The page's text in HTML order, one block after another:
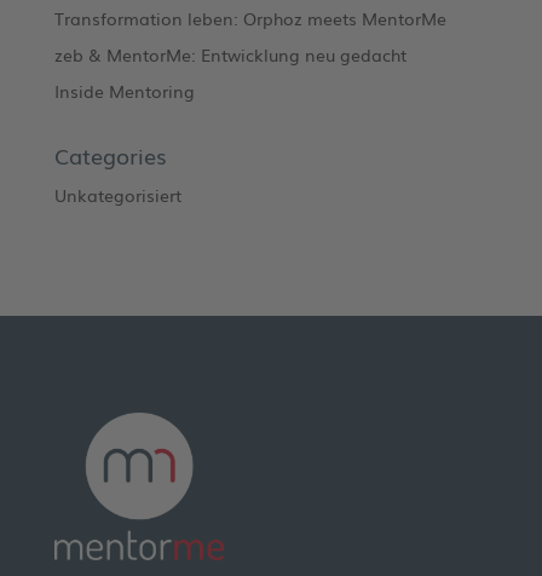
Transformation leben: Orphoz meets MentorMe
zeb & MentorMe: Entwicklung neu gedacht
Inside Mentoring
Categories
Unkategorisiert